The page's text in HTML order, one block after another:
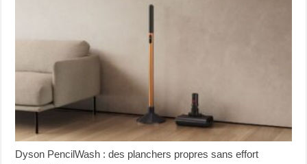
Dyson PencilWash : des planchers propres sans effort